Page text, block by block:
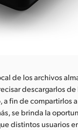
de los archivos
descargarlos de
fin de compartirlos
se brinda la
distintos usuarios